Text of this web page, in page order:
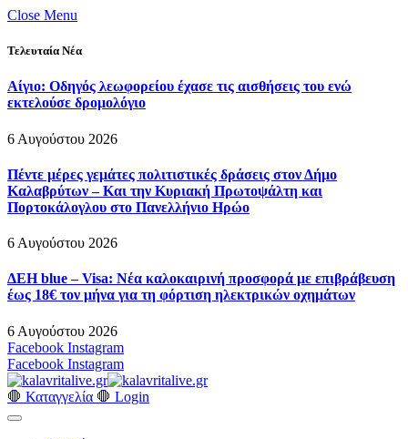
Close Menu
Τελευταία Νέα
Αίγιο: Οδηγός λεωφορείου έχασε τις αισθήσεις του ενώ
εκτελούσε δρομολόγιο
6 Αυγούστου 2026
Πέντε μέρες γεμάτες πολιτιστικές δράσεις στον Δήμο
Καλαβρύτων – Και την Κυριακή Πρωτοψάλτη και
Πορτοκάλογλου στο Πανελλήνιο Ηρώο
6 Αυγούστου 2026
ΔΕΗ blue – Visa: Νέα καλοκαιρινή προσφορά με επιβράβευση
έως 18€ τον μήνα για τη φόρτιση ηλεκτρικών οχημάτων
6 Αυγούστου 2026
Facebook Instagram
Facebook Instagram
🛑 Καταγγελία 🛑 Login